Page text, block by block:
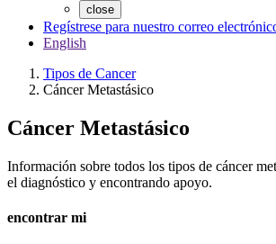
close
Regístrese para nuestro correo
English
Tipos de Cancer
Cáncer Metastásico
Cáncer Metastásico
Información sobre todos los tipos de cáncer
el diagnóstico y encontrando apoyo.
encontrar mi